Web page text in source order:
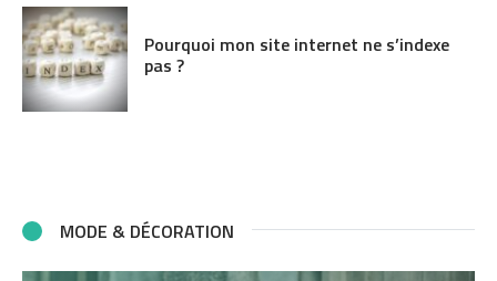
Pourquoi mon site internet ne s’indexe
pas ?
MODE & DÉCORATION